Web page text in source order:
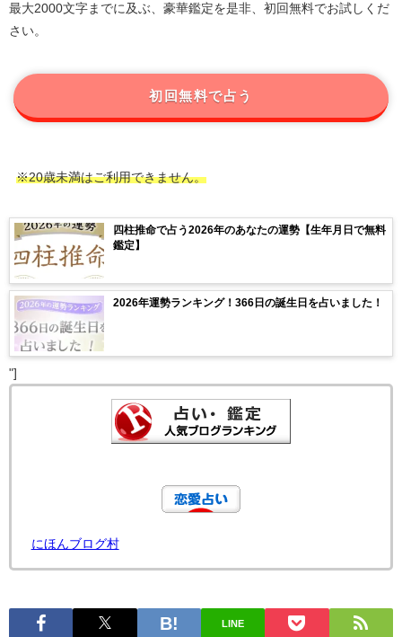
最大2000文字までに及ぶ、豪華鑑定を是非、初回無料でお試しくだ
さい。
初回無料で占う
※20歳未満はご利用できません。
四柱推命で占う2026年のあなたの運勢【生年月日で無料
鑑定】
2026年運勢ランキング！366日の誕生日を占いました！
"]
にほんブログ村
LINE